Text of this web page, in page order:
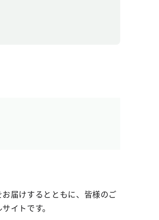
届けするとともに、皆様のご
イトです。